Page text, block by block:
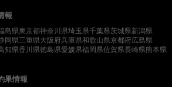
報
島県東京都神奈川県埼玉県千葉県茨城県新潟県
岡県三重県大阪府兵庫県和歌山県京都府広島県
知県香川県徳島県愛媛県福岡県佐賀県長崎県熊本県
果情報